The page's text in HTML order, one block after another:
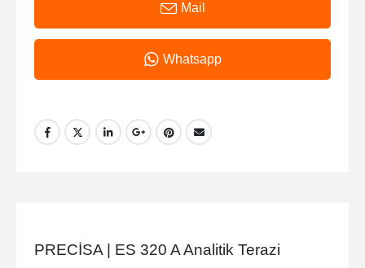
Mail
Whatsapp
PRECİSA | ES 320 A Analitik Terazi